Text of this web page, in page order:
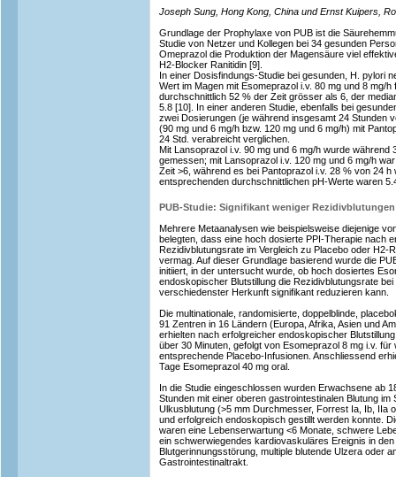
Joseph Sung, Hong Kong, China und Ernst Kuipers,
Grundlage der Prophylaxe von PUB ist die
Studie von Netzer und Kollegen bei 34 gesunden
Omeprazol die Produktion der Magensäure viel
H2-Blocker Ranitidin [9].
In einer Dosisfindungs-Studie bei gesunden, H. pylori
Wert im Magen mit Esomeprazol i.v. 80 mg und 8 mg/
durchschnittlich 52 % der Zeit grösser als 6, der
5.8 [10]. In einer anderen Studie, ebenfalls bei
zwei Dosierungen (je während insgesamt 24 Stunden
(90 mg und 6 mg/h bzw. 120 mg und 6 mg/h) mit
24 Std. verabreicht verglichen.
Mit Lansoprazol i.v. 90 mg und 6 mg/h wurde während
gemessen; mit Lansoprazol i.v. 120 mg und 6 mg/h
Zeit >6, während es bei Pantoprazol i.v. 28 % von 24
entsprechenden durchschnittlichen pH-Werte waren
PUB-Studie: Signifikant weniger
Mehrere Metaanalysen wie beispielsweise diejenige
belegten, dass eine hoch dosierte PPI-Therapie nach
Rezidivblutungsrate im Vergleich zu Placebo oder H2-
vermag. Auf dieser Grundlage basierend wurde die
initiiert, in der untersucht wurde, ob hoch dosiertes
endoskopischer Blutstillung die Rezidivblutungsrate
verschiedenster Herkunft signifikant reduzieren kann.
Die multinationale, randomisierte, doppelblinde,
91 Zentren in 16 Ländern (Europa, Afrika, Asien und
erhielten nach erfolgreicher endoskopischer
über 30 Minuten, gefolgt von Esomeprazol 8 mg i.v. für
entsprechende Placebo-Infusionen. Anschliessend
Tage Esomeprazol 40 mg oral.
In die Studie eingeschlossen wurden Erwachsene ab
Stunden mit einer oberen gastrointestinalen Blutung im
Ulkusblutung (>5 mm Durchmesser, Forrest Ia, Ib, IIa
und erfolgreich endoskopisch gestillt werden konnte.
waren eine Lebenserwartung <6 Monate, schwere
ein schwerwiegendes kardiovaskuläres Ereignis in
Blutgerinnungsstörung, multiple blutende Ulzera oder
Gastrointestinaltrakt.